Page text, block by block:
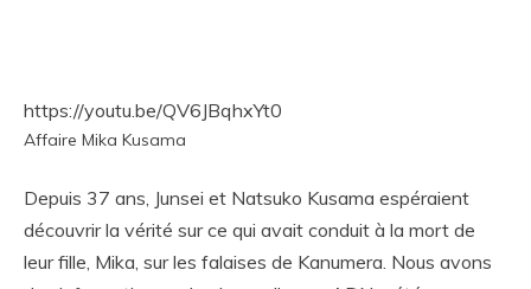
https://youtu.be/QV6JBqhxYt0
Affaire Mika Kusama
Depuis 37 ans, Junsei et Natsuko Kusama espéraient
découvrir la vérité sur ce qui avait conduit à la mort de
leur fille, Mika, sur les falaises de Kanumera. Nous avons